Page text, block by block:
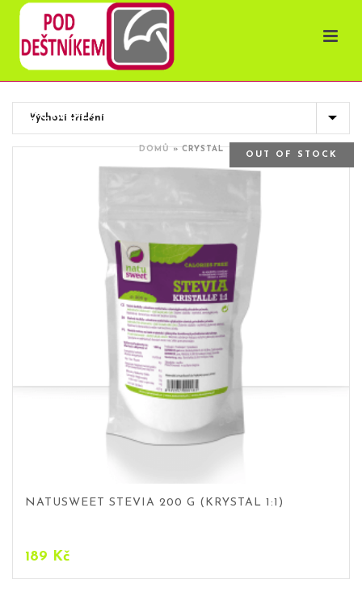
OBCHOD
DOMŮ»CRYSTAL
OUT OF STOCK
NATUSWEET STEVIA 200 G (KRYSTAL 1:1)
189 Kč